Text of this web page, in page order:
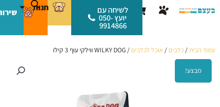
לתוכן
עגלת
קניות
לשיחה עם
יועץ 050-
9914866
חנות
עמוד הבית/ כלבים / אוכל לכלבים / WILKY DOG ווילקי עוף 3 קילו
מבצע!